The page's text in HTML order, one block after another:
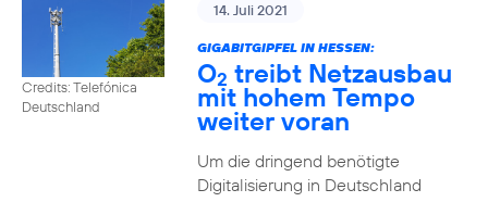
Credits: Telefónica
Deutschland
14. Juli 2021
GIGABITGIPFEL IN HESSEN:
O2 treibt Netzausbau
mit hohem Tempo
weiter voran
Um die dringend benötigte
Digitalisierung in Deutschland